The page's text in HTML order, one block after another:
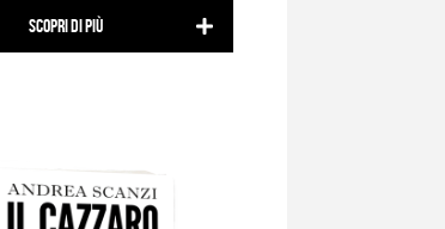
Scopri di più